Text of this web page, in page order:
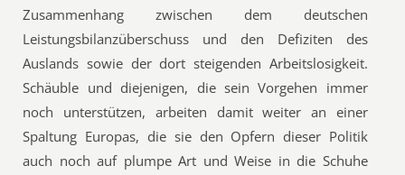
Zusammenhang zwischen dem deutschen
Leistungsbilanzüberschuss und den Defiziten des
Auslands sowie der dort steigenden Arbeitslosigkeit.
Schäuble und diejenigen, die sein Vorgehen immer
noch unterstützen, arbeiten damit weiter an einer
Spaltung Europas, die sie den Opfern dieser Politik
auch noch auf plumpe Art und Weise in die Schuhe